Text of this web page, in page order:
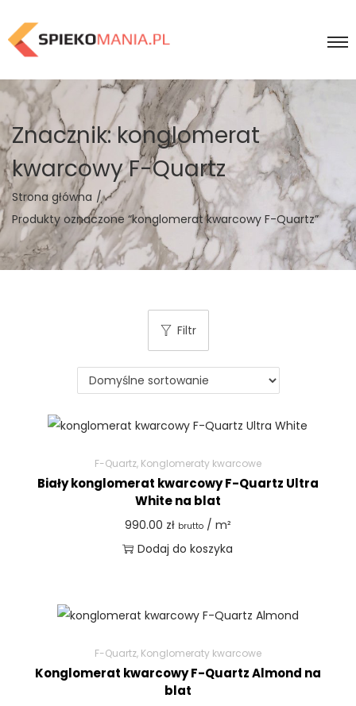
Znacznik:konglomerat
kwarcowy F-Quartz
Strona główna /
Produkty oznaczone “konglomerat kwarcowy F-Quartz”
Filtr
F-Quartz, Konglomeraty kwarcowe
Biały konglomerat kwarcowy F-Quartz Ultra
White na blat
990.00 zł brutto/ m²
Dodaj do koszyka
F-Quartz, Konglomeraty kwarcowe
Konglomerat kwarcowy F-Quartz Almond na
blat